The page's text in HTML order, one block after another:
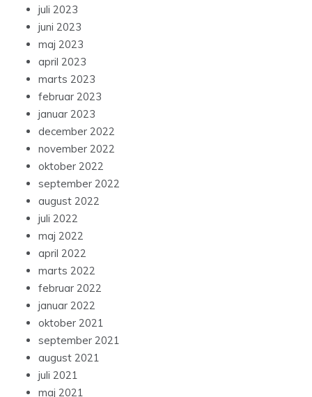
juli 2023
juni 2023
maj 2023
april 2023
marts 2023
februar 2023
januar 2023
december 2022
november 2022
oktober 2022
september 2022
august 2022
juli 2022
maj 2022
april 2022
marts 2022
februar 2022
januar 2022
oktober 2021
september 2021
august 2021
juli 2021
maj 2021